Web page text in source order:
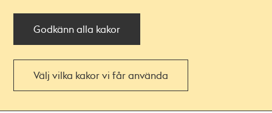
Godkänn alla kakor
Välj vilka kakor vi får använda